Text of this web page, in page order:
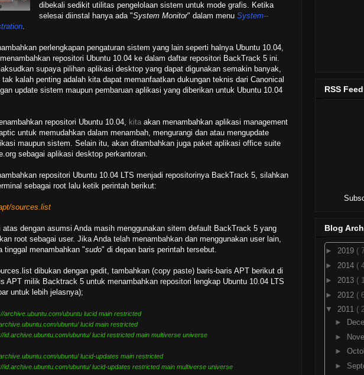
dibekali sedikit utilitas pengelolaan sistem untuk mode grafis. Ketika
selesai diinstal hanya ada "System Monitor" dalam menu System--
.
perlengkapan pengaturan sistem yang lain seperti halnya Ubuntu 10.04,
repositori Ubuntu 10.04 ke dalam daftar repositori BackTrack 5 ini.
supaya pilihan aplikasi desktop yang dapat digunakan semakin banyak,
kalah penting adalah kita dapat memanfaatkan dukungan teknis dari Canonical
update sistem maupun pembaruan aplikasi yang diberikan untuk Ubuntu 10.04
repositori Ubuntu 10.04, kita akan menambahkan aplikasi management
untuk memudahkan dalam menambah, mengurangi dan atau mengupdate
maupun sistem. Selain itu, akan ditambahkan juga paket aplikasi office suite
sebagai aplikasi desktop perkantoran.
repositori Ubuntu 10.04 LTS menjadi repositorinya BackTrack 5, silahkan
sebagai root lalu ketik perintah berikut:
sources.list
atas dengan asumsi Anda masih menggunakan sitem default BackTrack 5 yang
root sebagai user. Jika Anda telah menambahkan dan menggunakan user lain,
tinggal menambahkan "sudo" di depan baris perintah tersebut.
dibukan dengan gedit, tambahkan (copy paste) baris-baris APT berikut di
APT milik Backtrack 5 untuk menambahkan repositori lengkap Ubuntu 10.04 LTS
untuk lebih jelasnya);
archive.ubuntu.com/ubuntu lucid main restricted
ubuntu/ lucid main restricted
id.archive.ubuntu.com/ubuntu/ lucid restricted main multiverse universe
ubuntu/ lucid-updates main restricted
id.archive.ubuntu.com/ubuntu/ lucid-updates restricted main multiverse universe
RSS Feed
Blog
► 2019 (
► 2014 (
► 2013 (
► 2012 (
▼ 2011 (
►
►
►
►